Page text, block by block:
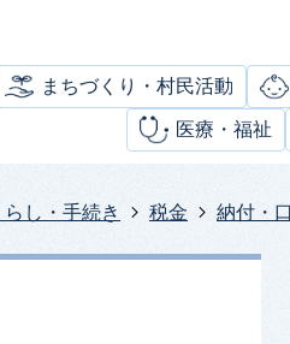
まちづくり・村民活動
医療・福祉
らし・手続き 税金 納付・